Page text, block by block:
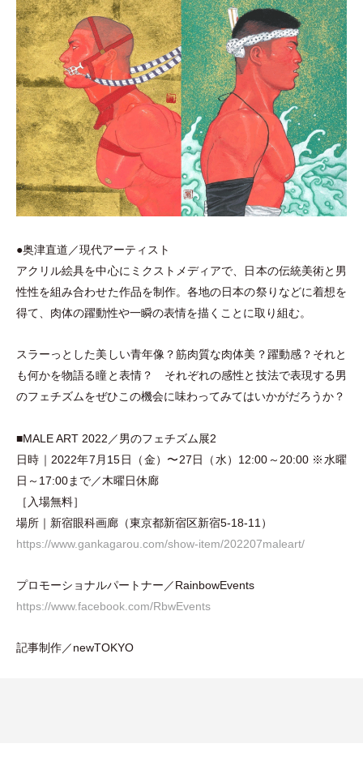
●奥津直道／現代アーティスト
アクリル絵具を中心にミクストメディアで、日本の伝統美術と男
性性を組み合わせた作品を制作。各地の日本の祭りなどに着想を
得て、肉体の躍動性や一瞬の表情を描くことに取り組む。
スラーっとした美しい青年像？筋肉質な肉体美？躍動感？それと
も何かを物語る瞳と表情？ それぞれの感性と技法で表現する男
のフェチズムをぜひこの機会に味わってみてはいかがだろうか？
■MALE ART 2022／男のフェチズム展2
日時｜2022年7月15日
（金） 〜27日 （水） 12:00～20:00 ※水曜
日～17:00まで／木曜日休廊
［入場無料］
場所｜新宿眼科画廊 （東京都新宿区新宿5-18-11 ）
https://www.gankagarou.com/show-item/202207maleart/
プロモーショナルパートナー／RainbowEvents
https://www.facebook.com/RbwEvents
記事制作／newTOKYO